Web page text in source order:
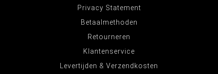
Privacy Statement
Betaalmethoden
Retourneren
Klantenservice
Levertijden & Verzendkosten